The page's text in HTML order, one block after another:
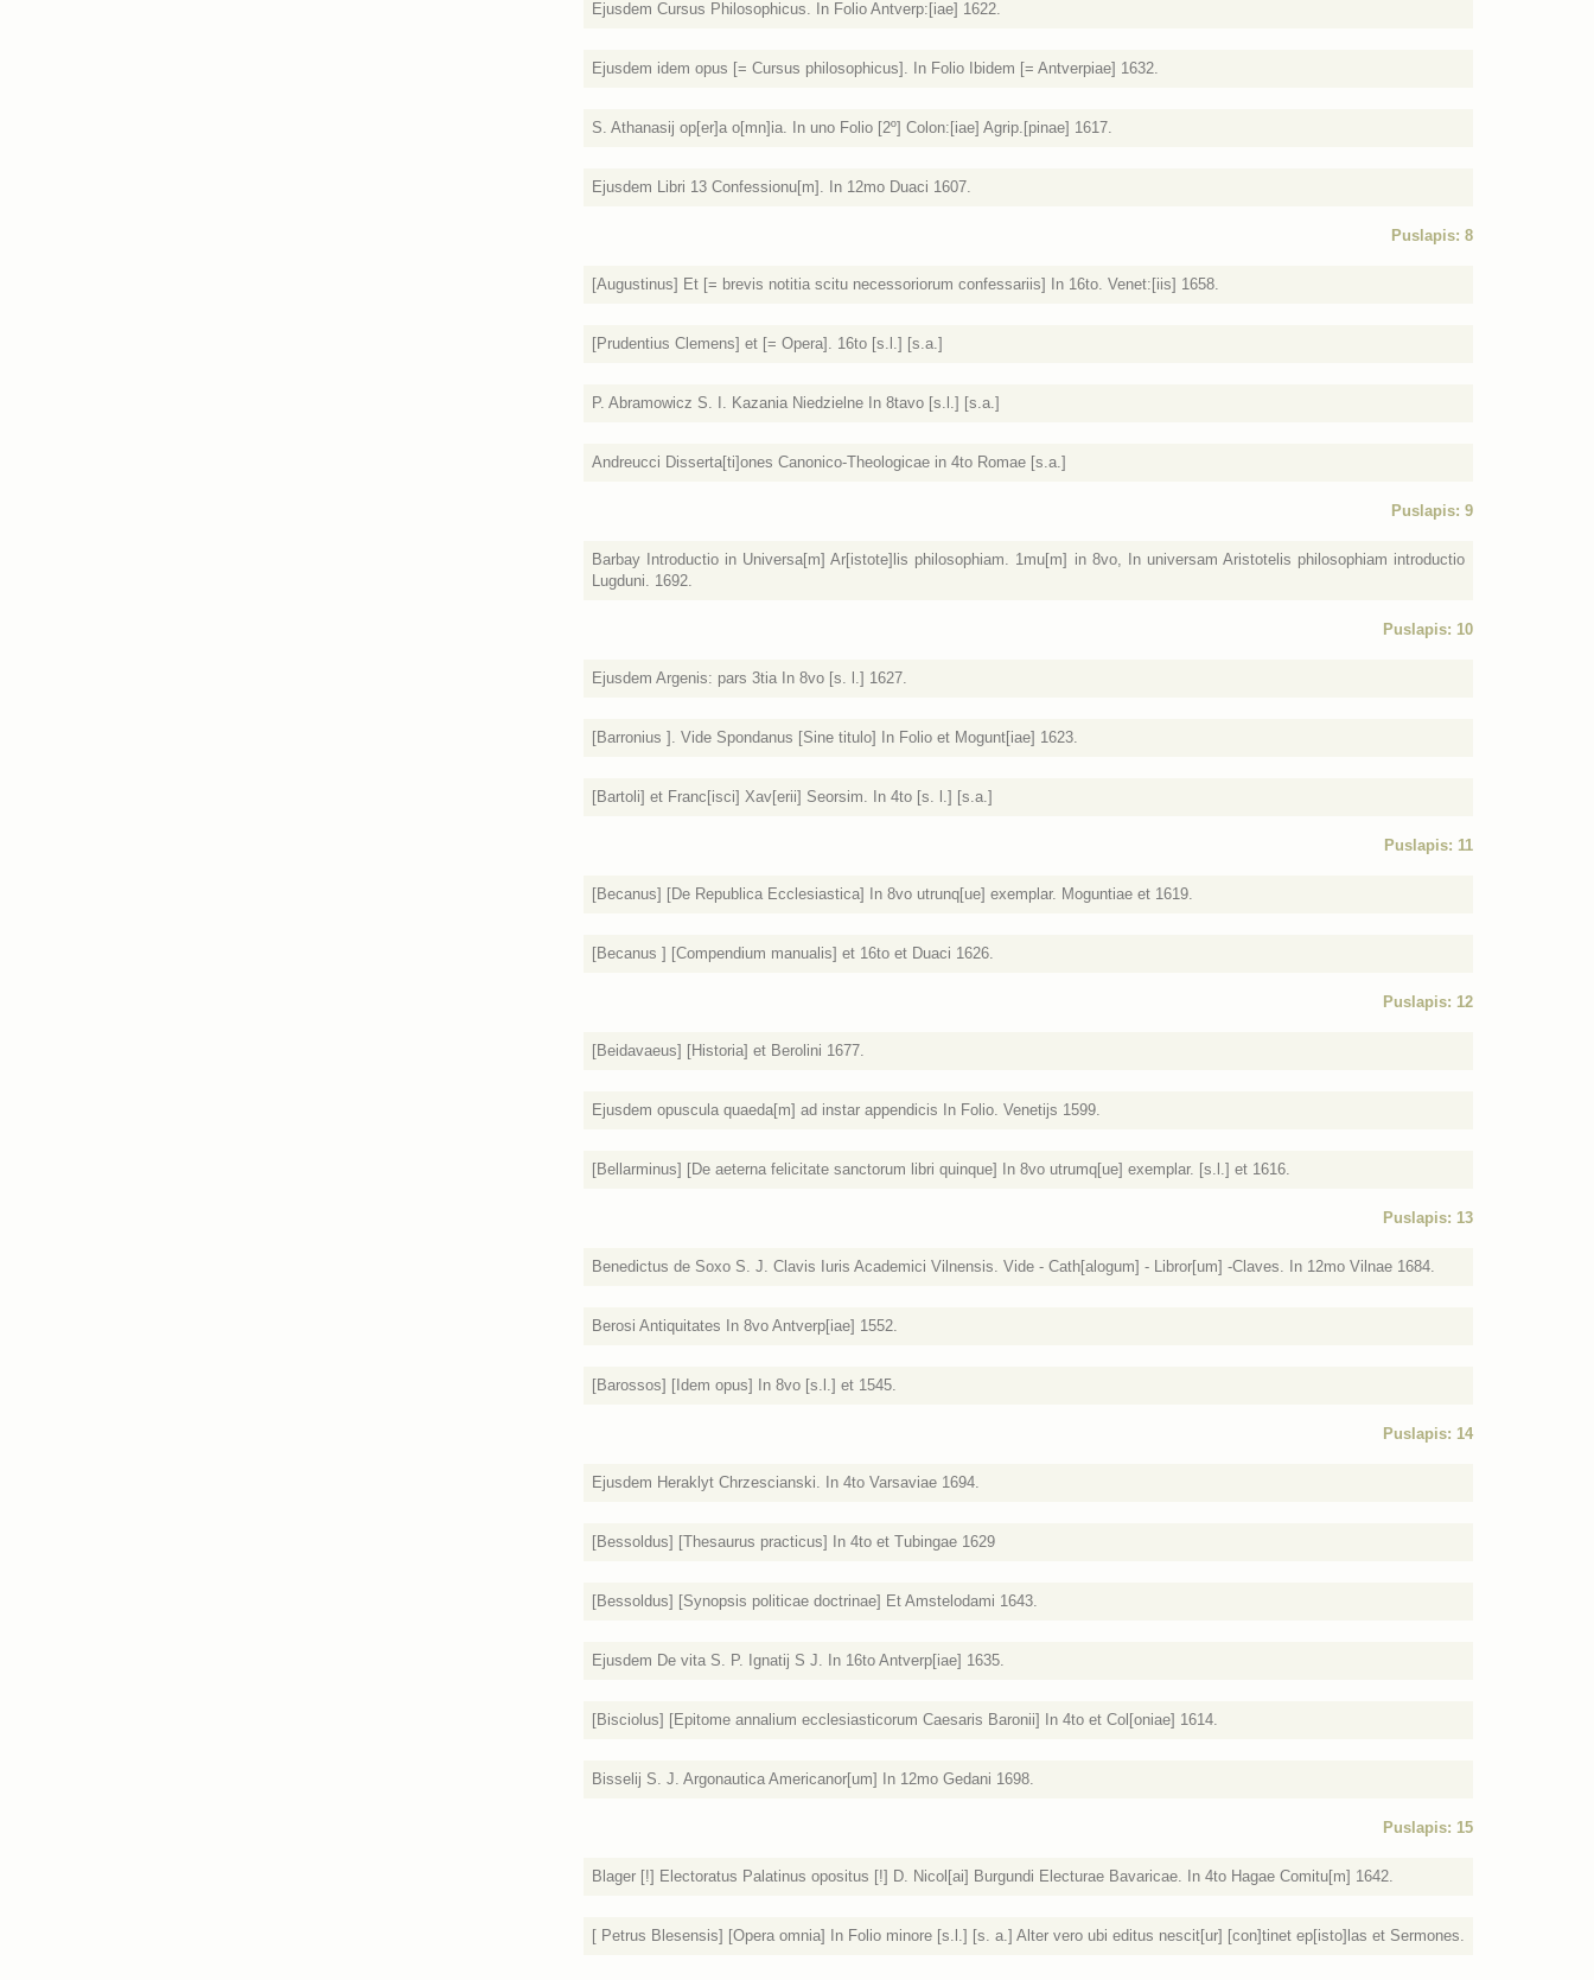
Ejusdem Cursus Philosophicus. In Folio Antverp:[iae] 1622.
Ejusdem idem opus [= Cursus philosophicus]. In Folio Ibidem [= Antverpiae] 1632.
S. Athanasij op[er]a o[mn]ia. In uno Folio [2º] Colon:[iae] Agrip.[pinae] 1617.
Ejusdem Libri 13 Confessionu[m]. In 12mo Duaci 1607.
Puslapis: 8
[Augustinus] Et [= brevis notitia scitu necessoriorum confessariis] In 16to. Venet:[iis] 1658.
[Prudentius Clemens] et [= Opera]. 16to [s.l.] [s.a.]
P. Abramowicz S. I. Kazania Niedzielne In 8tavo [s.l.] [s.a.]
Andreucci Disserta[ti]ones Canonico-Theologicae in 4to Romae [s.a.]
Puslapis: 9
Barbay Introductio in Universa[m] Ar[istote]lis philosophiam. 1mu[m] in 8vo, In universam Aristotelis philosophiam introductio
Lugduni. 1692.
Puslapis: 10
Ejusdem Argenis: pars 3tia In 8vo [s. l.] 1627.
[Barronius ]. Vide Spondanus [Sine titulo] In Folio et Mogunt[iae] 1623.
[Bartoli] et Franc[isci] Xav[erii] Seorsim. In 4to [s. l.] [s.a.]
Puslapis: 11
[Becanus] [De Republica Ecclesiastica] In 8vo utrunq[ue] exemplar. Moguntiae et 1619.
[Becanus ] [Compendium manualis] et 16to et Duaci 1626.
Puslapis: 12
[Beidavaeus] [Historia] et Berolini 1677.
Ejusdem opuscula quaeda[m] ad instar appendicis In Folio. Venetijs 1599.
[Bellarminus] [De aeterna felicitate sanctorum libri quinque] In 8vo utrumq[ue] exemplar. [s.l.] et 1616.
Puslapis: 13
Benedictus de Soxo S. J. Clavis Iuris Academici Vilnensis. Vide - Cath[alogum] - Libror[um] -Claves. In 12mo Vilnae 1684.
Berosi Antiquitates In 8vo Antverp[iae] 1552.
[Barossos] [Idem opus] In 8vo [s.l.] et 1545.
Puslapis: 14
Ejusdem Heraklyt Chrzescianski. In 4to Varsaviae 1694.
[Bessoldus] [Thesaurus practicus] In 4to et Tubingae 1629
[Bessoldus] [Synopsis politicae doctrinae] Et Amstelodami 1643.
Ejusdem De vita S. P. Ignatij S J. In 16to Antverp[iae] 1635.
[Bisciolus] [Epitome annalium ecclesiasticorum Caesaris Baronii] In 4to et Col[oniae] 1614.
Bisselij S. J. Argonautica Americanor[um] In 12mo Gedani 1698.
Puslapis: 15
Blager [!] Electoratus Palatinus opositus [!] D. Nicol[ai] Burgundi Electurae Bavaricae. In 4to Hagae Comitu[m] 1642.
[ Petrus Blesensis] [Opera omnia] In Folio minore [s.l.] [s. a.] Alter vero ubi editus nescit[ur] [con]tinet ep[isto]las et Sermones.